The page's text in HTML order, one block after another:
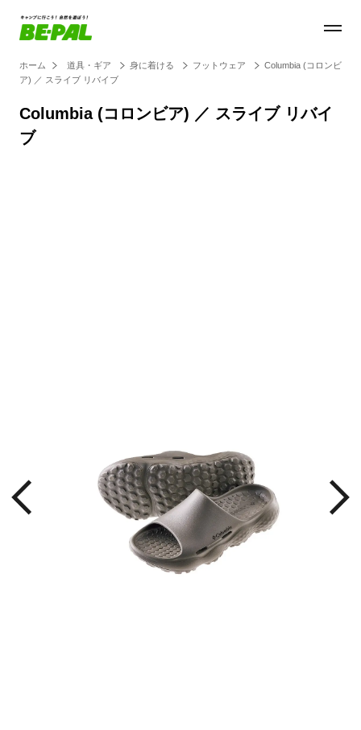
ホーム 道具・ギア 身に着ける フットウェア
Columbia (コロンビ
ア) ／ スライブ リバイブ
Columbia (コロンビア) ／ スライブ リバイ
ブ